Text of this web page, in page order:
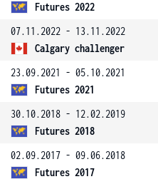
Futures 2022
07.11.2022 - 13.11.2022
Calgary challenger
23.09.2021 - 05.10.2021
Futures 2021
30.10.2018 - 12.02.2019
Futures 2018
02.09.2017 - 09.06.2018
Futures 2017